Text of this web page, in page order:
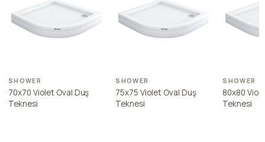
SHOWER
70x70 Violet Oval Duş
Teknesi
SHOWER
75x75 Violet Oval Duş
Teknesi
SHOWER
80x80
Teknesi